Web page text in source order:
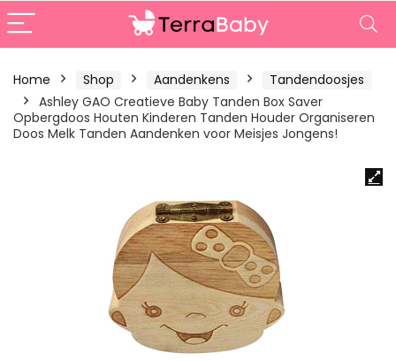
Home Shop Aandenkens
Tandendoosjes
Ashley GAO Creatieve Baby Tanden Box Saver
Opbergdoos Houten Kinderen Tanden Houder Organiseren
Doos Melk Tanden Aandenken voor Meisjes Jongens!